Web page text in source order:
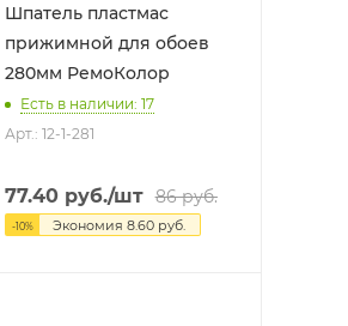
Шпатель пластмас
прижимной для обоев
280мм РемоКолор
Есть в наличии: 17
Арт.: 12-1-281
77.40руб./шт 86руб.
-10% Экономия 8.60руб.